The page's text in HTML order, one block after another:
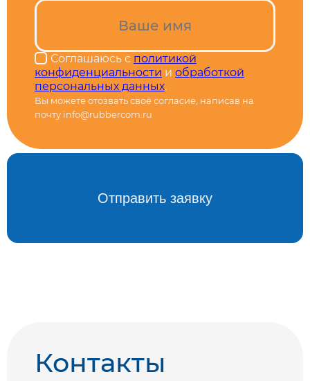
Соглашаюсь с политикой
конфиденциальности и обработкой
персональных данных.
Вы можете отозвать своё согласие, написав на
почту info@rubbercom.ru
Контакты